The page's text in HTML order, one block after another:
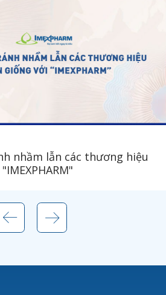
lẫn các thương hiệu